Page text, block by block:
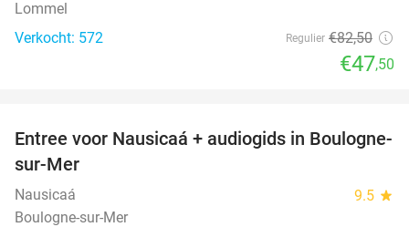
Lommel
Verkocht: 572
Regulier €82,50
€47,50
27%
Entree voor Nausicaá + audiogids in Boulogne-
sur-Mer
Nausicaá 9.5 star
Boulogne-sur-Mer